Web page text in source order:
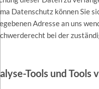
Datenschutz können Sie
Adresse an uns
bei der
Tools und